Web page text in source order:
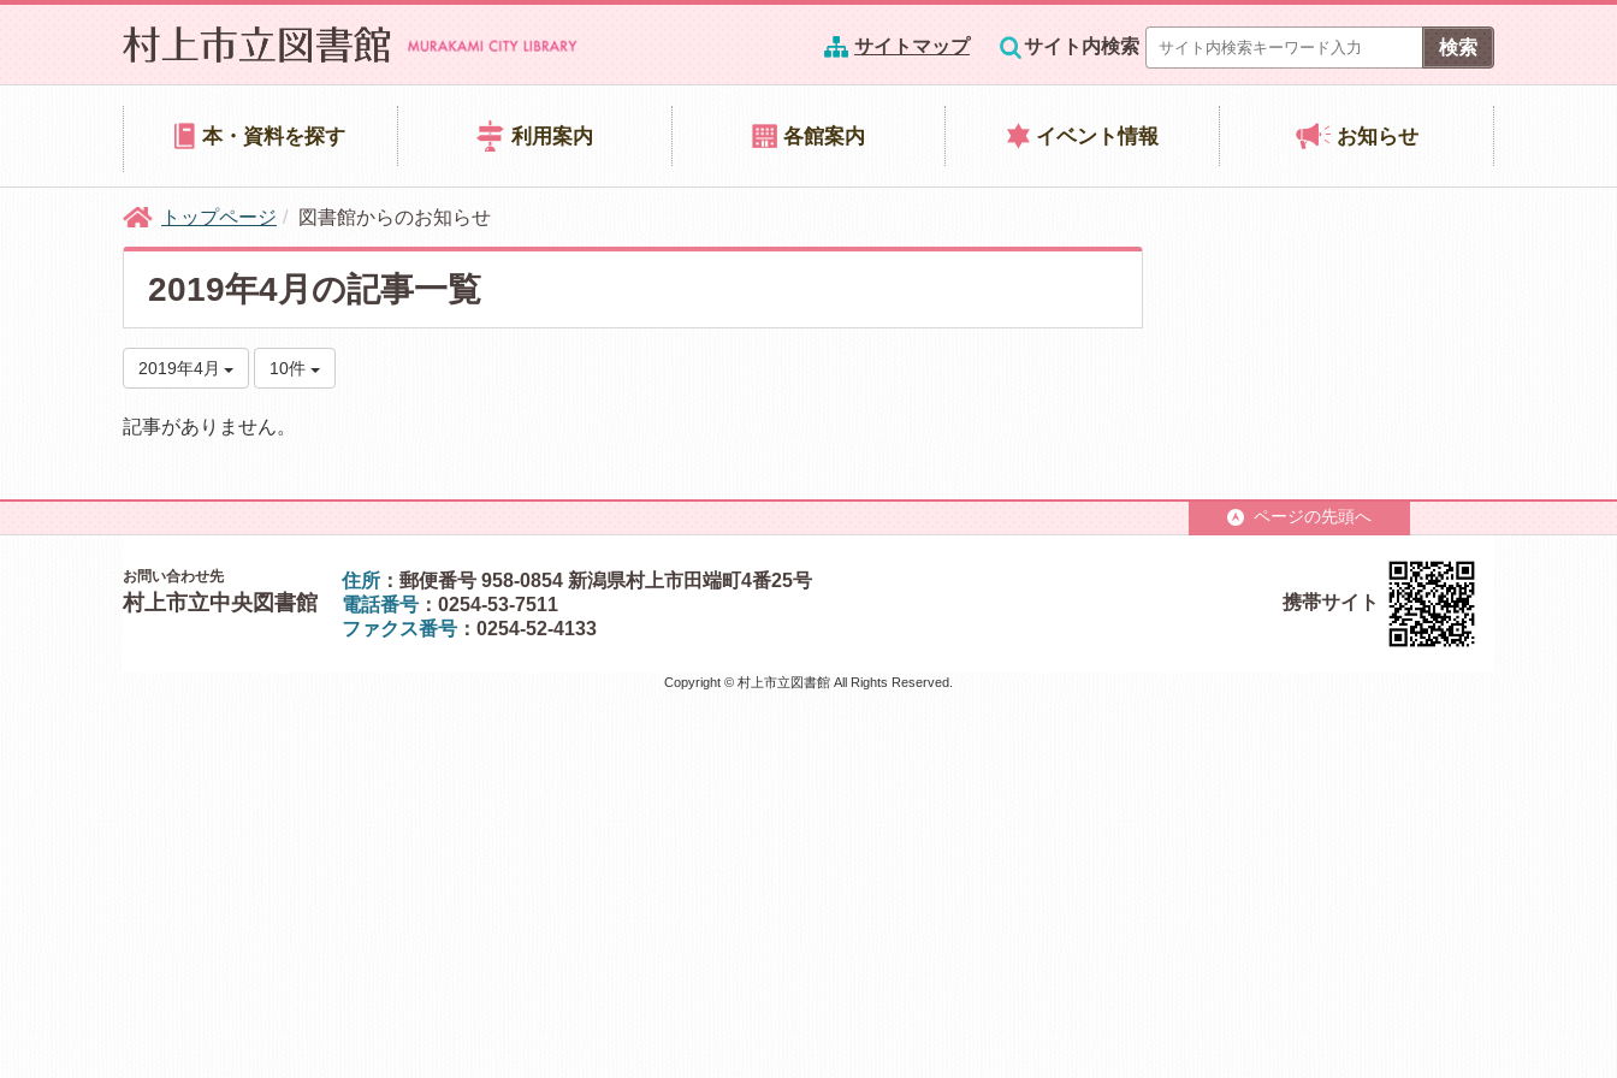
サイトマップ サイト内検索
本・資料を探す 利用案内 各館案内 イベント情報 お知らせ
トップページ 図書館からのお知らせ
2019年4月の記事一覧
2019年4月 10件
記事がありません。
ページの先頭へ
お問い合わせ先
村上市立中央図書館
住所 ：郵便番号 958-0854 新潟県村上市田端町4番25号
電話番号 ：0254-53-7511
ファクス番号 ：0254-52-4133
携帯サイト
Copyright © 村上市立図書館 All Rights Reserved.